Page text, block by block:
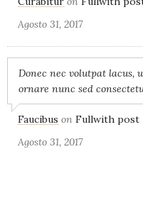
Agosto 31, 2017
Donec nec volutpat lacus,
ornare nunc sed
Faucibus on Fullwith post
Agosto 31, 2017